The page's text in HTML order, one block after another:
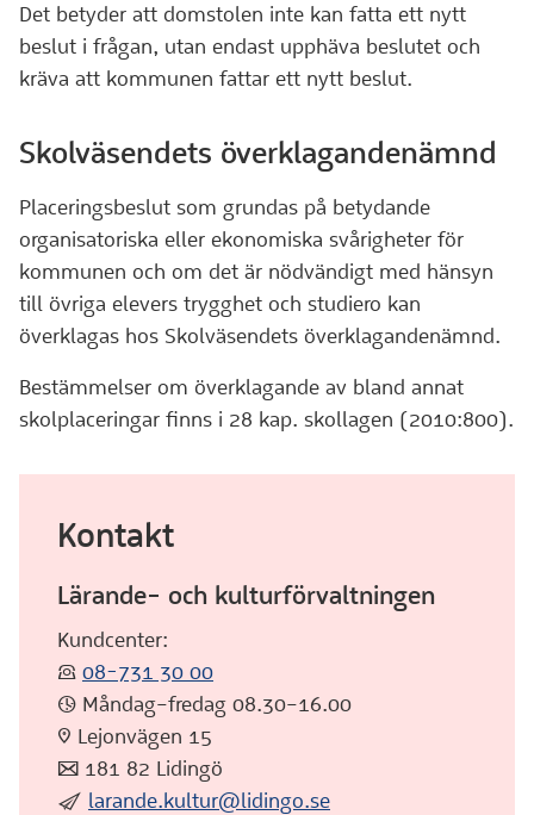
Det betyder att domstolen inte kan fatta ett nytt
beslut i frågan, utan endast upphäva beslutet och
kräva att kommunen fattar ett nytt beslut.
Skolväsendets överklagandenämnd
Placeringsbeslut som grundas på betydande
organisatoriska eller ekonomiska svårigheter för
kommunen och om det är nödvändigt med hänsyn
till övriga elevers trygghet och studiero kan
överklagas hos Skolväsendets överklagandenämnd.
Bestämmelser om överklagande av bland annat
skolplaceringar finns i 28 kap. skollagen (2010:800).
Kontakt
Lärande- och kulturförvaltningen
Kundcenter:
:telefon: 08-731 30 00
:klocka: Måndag–fredag 08.30–16.00
:pin: Lejonvägen 15
:post: 181 82 Lidingö
:skicka: larande.kultur@lidingo.se